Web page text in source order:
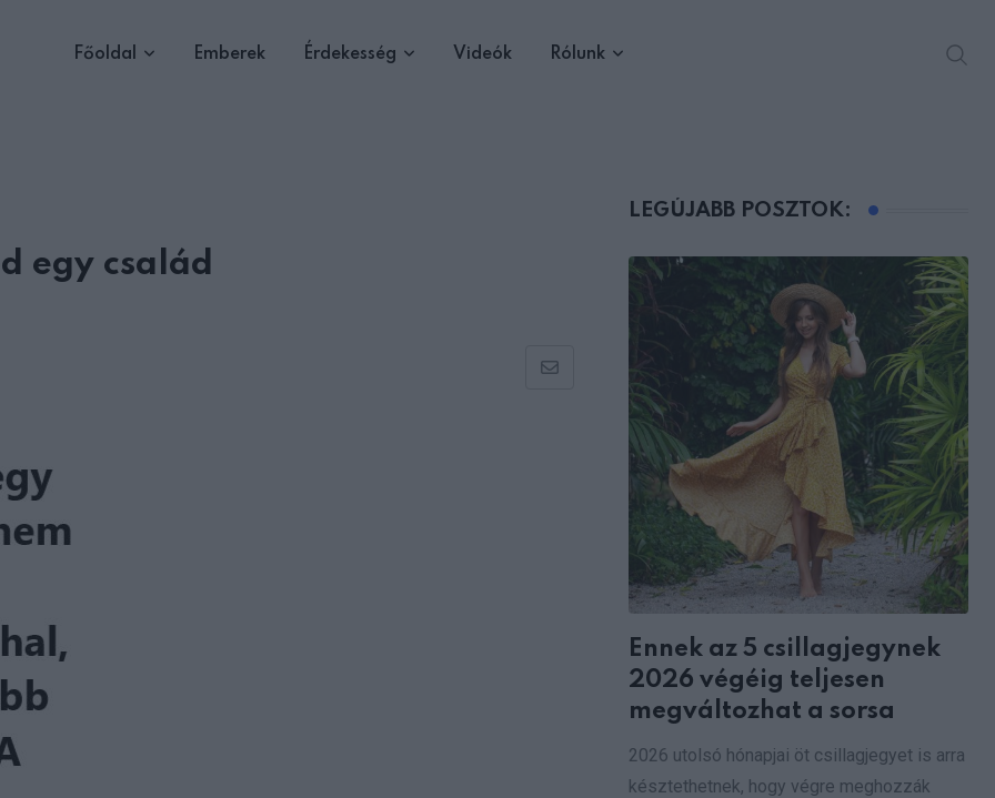
Főoldal Emberek Érdekesség Videók Rólunk
egy család
Share
LEGÚJABB POSZTOK:
Ennek az 5 csillagjegynek
2026 végéig teljesen
megváltozhat a sorsa
2026 utolsó hónapjai öt csillagjegyet is arra
késztethetnek, hogy végre meghozzák